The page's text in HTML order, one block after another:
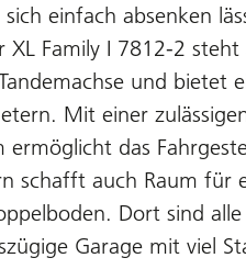
einfach absenken
XL Family I 7812-2
und bietet
Mit einer
ermöglicht das
schafft auch Raum für
Dort sind
Garage mit viel